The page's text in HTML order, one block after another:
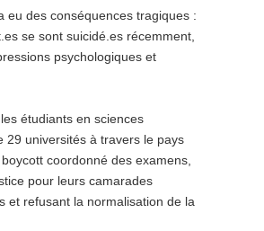
eu des conséquences tragiques :
se sont suicidé.es récemment,
psychologiques et
étudiants en sciences
29 universités à travers le pays
coordonné des examens,
pour leurs camarades
et refusant la normalisation de la